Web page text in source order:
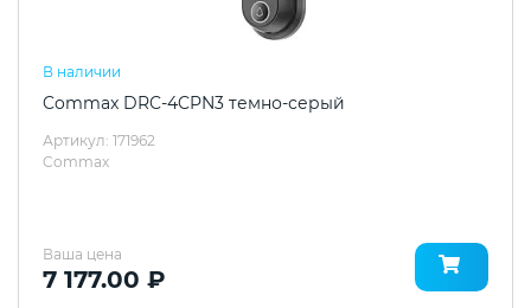
В наличии
Commax DRC-4CPN3 темно-серый
Артикул: 171962
Commax
Ваша цена
7 177.00 ₽